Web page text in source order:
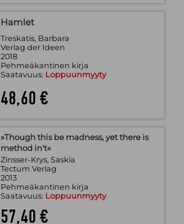
Hamlet
Treskatis, Barbara
Verlag der Ideen
2018
Pehmeäkantinen kirja
Saatavuus: Loppuunmyyty
48,60 €
»Though this be madness, yet there is
method in't«
Zinsser-Krys, Saskia
Tectum Verlag
2013
Pehmeäkantinen kirja
Saatavuus: Loppuunmyyty
57,40 €